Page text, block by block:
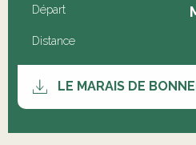
Informations
Départ
Distance
LE MARAIS DE